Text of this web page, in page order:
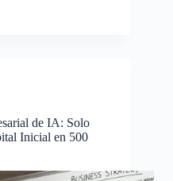
de IA: Solo
Inicial en 500